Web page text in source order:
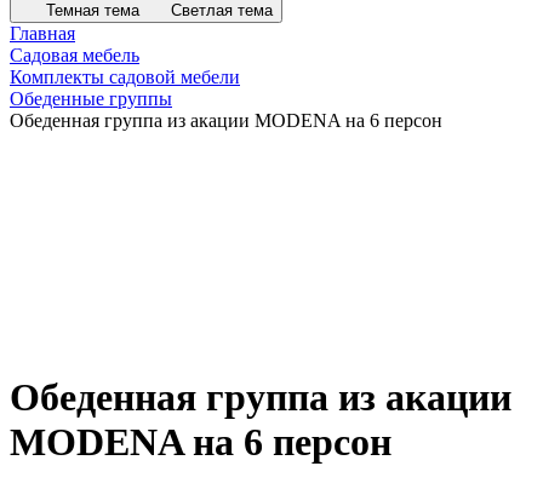
Темная тема Светлая тема
Главная
Садовая мебель
Комплекты садовой мебели
Обеденные группы
Обеденная группа из акации MODENA на 6 персон
Обеденная группа из акации
MODENA на 6 персон